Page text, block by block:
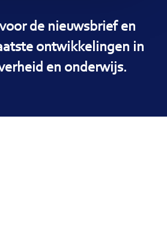
de nieuwsbrief en
ontwikkelingen in
en onderwijs.